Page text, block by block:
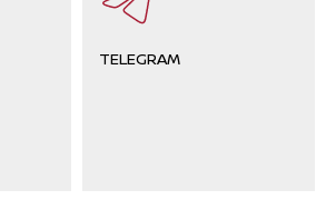
TELEGRAM